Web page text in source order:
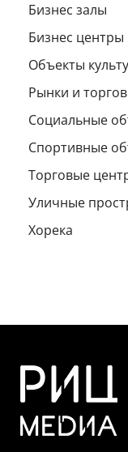
Бизнес залы
Бизнес центры
Объекты
Рынки и
Социальные
Спортивные
Торговые
Уличные
Хорека